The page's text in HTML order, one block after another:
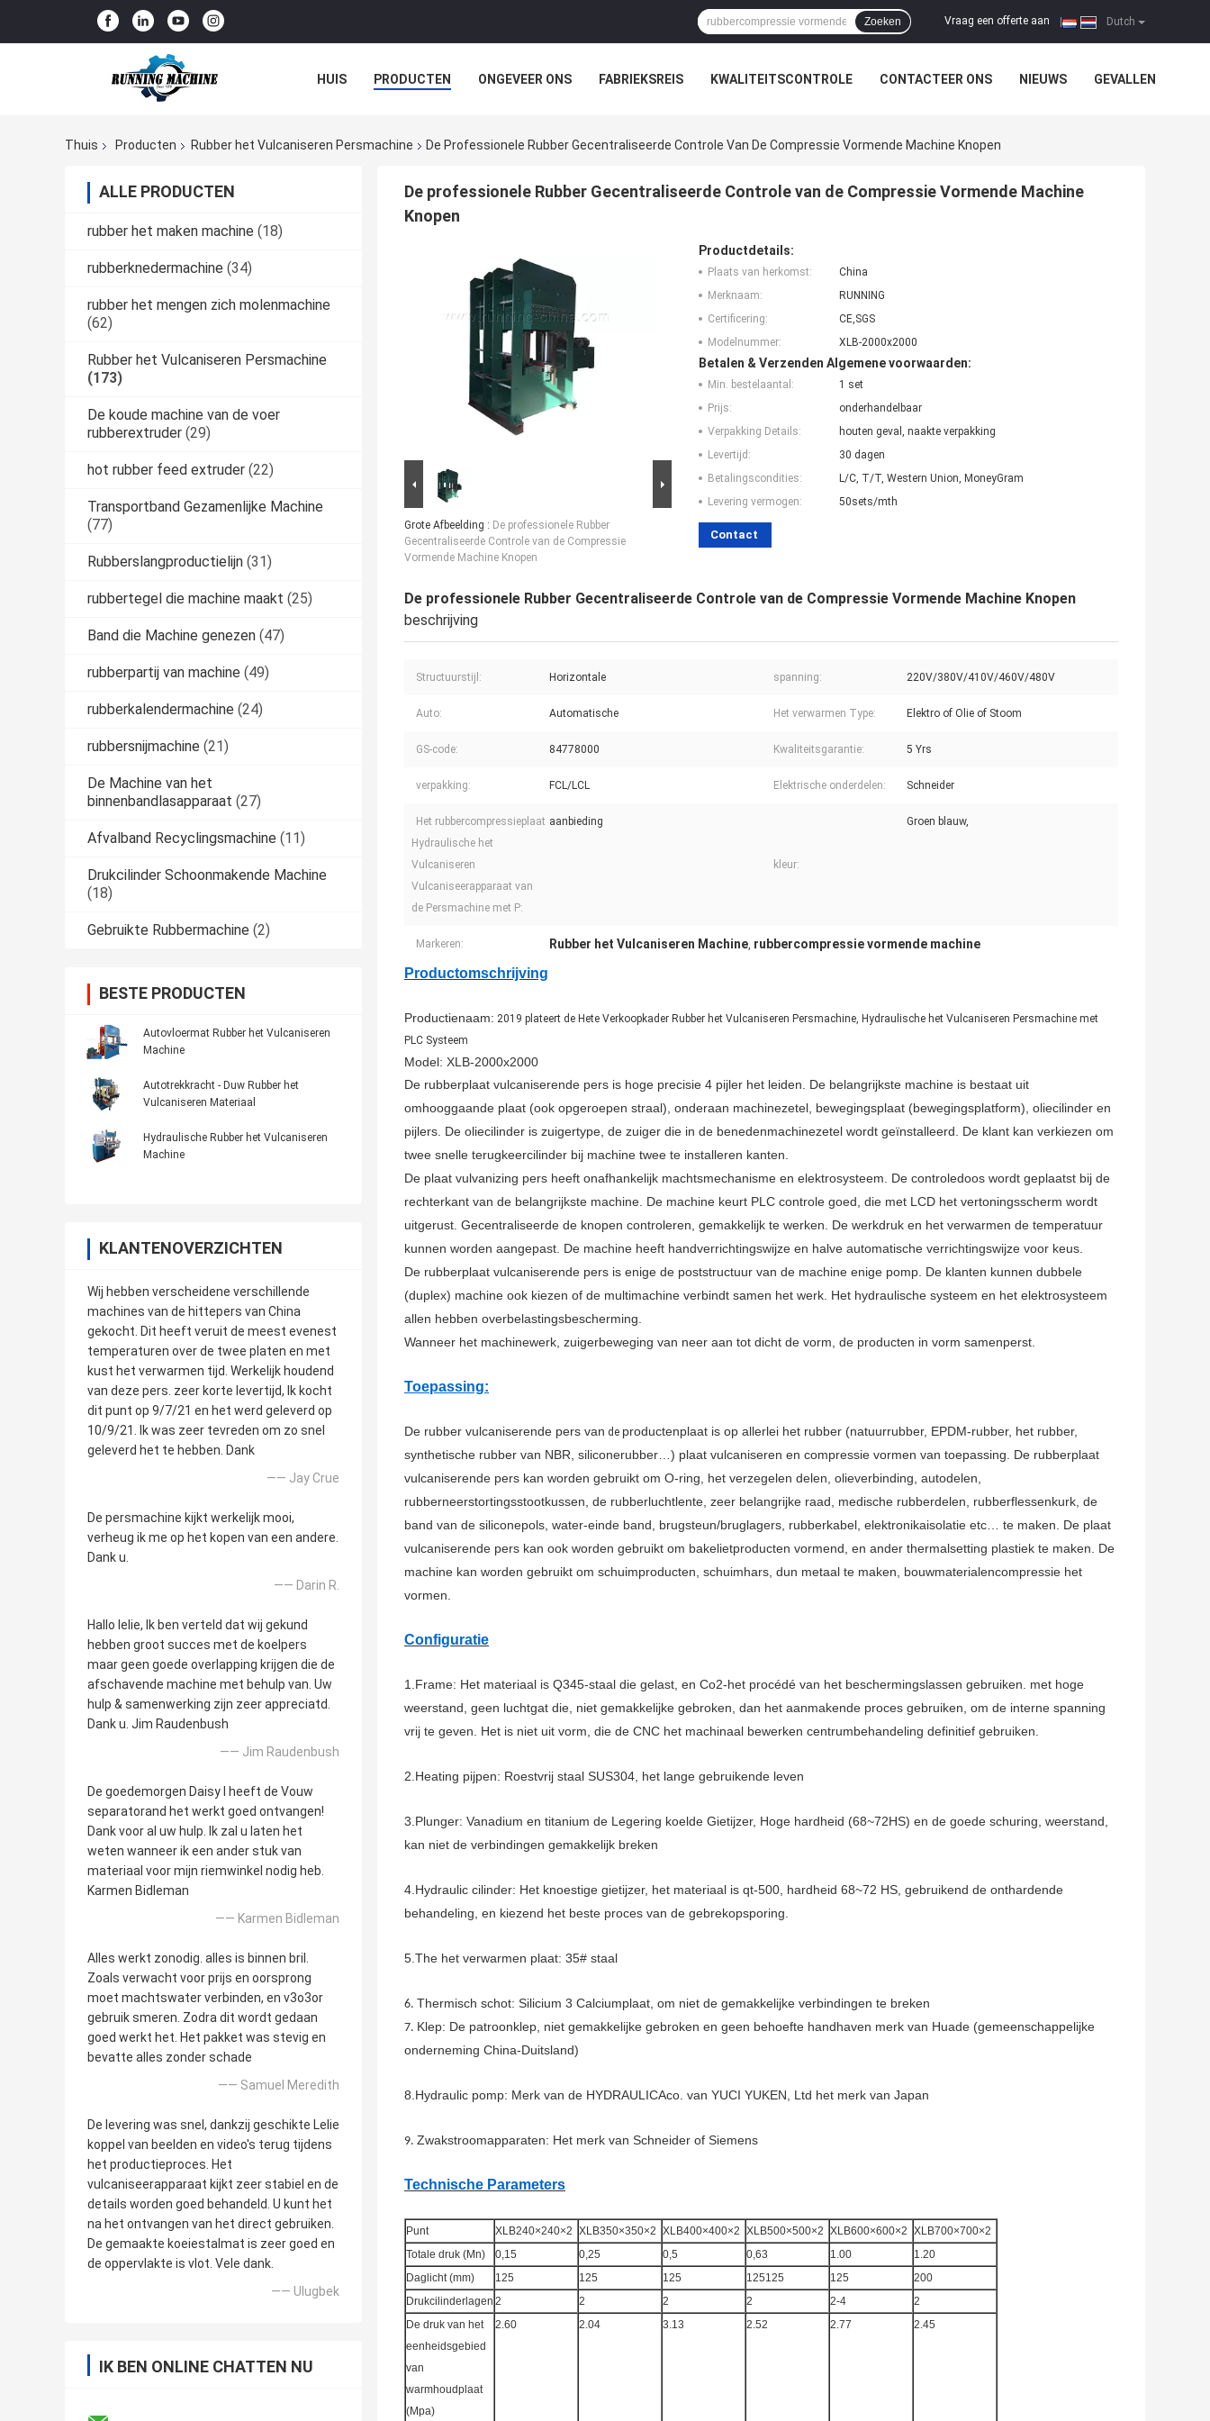
Dutch
Vraag een offerte aan
Zoeken
HUIS PRODUCTEN ONGEVEER ONS FABRIEKSREIS KWALITEITSCONTROLE CONTACTEER ONS NIEUWS GEVALLEN
Thuis Producten Rubber het Vulcaniseren Persmachine De Professionele Rubber Gecentraliseerde Controle Van De Compressie Vormende Machine Knopen
ALLE PRODUCTEN
rubber het maken machine (18)
rubberknedermachine (34)
rubber het mengen zich molenmachine
(62)
Rubber het Vulcaniseren Persmachine
(173)
De koude machine van de voer
rubberextruder (29)
hot rubber feed extruder (22)
Transportband Gezamenlijke Machine
(77)
Rubberslangproductielijn (31)
rubbertegel die machine maakt (25)
Band die Machine genezen (47)
rubberpartij van machine (49)
rubberkalendermachine (24)
rubbersnijmachine (21)
De Machine van het
binnenbandlasapparaat (27)
Afvalband Recyclingsmachine (11)
Drukcilinder Schoonmakende Machine
(18)
Gebruikte Rubbermachine (2)
BESTE PRODUCTEN
Autovloermat Rubber het Vulcaniseren
Machine
Autotrekkracht - Duw Rubber het
Vulcaniseren Materiaal
Hydraulische Rubber het Vulcaniseren
Machine
KLANTENOVERZICHTEN
Wij hebben verscheidene verschillende
machines van de hittepers van China
gekocht. Dit heeft veruit de meest evenest
temperaturen over de twee platen en met
kust het verwarmen tijd. Werkelijk houdend
van deze pers. zeer korte levertijd, Ik kocht
dit punt op 9/7/21 en het werd geleverd op
10/9/21. Ik was zeer tevreden om zo snel
geleverd het te hebben. Dank
—— Jay Crue
De persmachine kijkt werkelijk mooi,
verheug ik me op het kopen van een andere.
Dank u.
—— Darin R.
Hallo lelie, Ik ben verteld dat wij gekund
hebben groot succes met de koelpers
maar geen goede overlapping krijgen die de
afschavende machine met behulp van. Uw
hulp & samenwerking zijn zeer appreciatd.
Dank u. Jim Raudenbush
—— Jim Raudenbush
De goedemorgen Daisy I heeft de Vouw
separatorand het werkt goed ontvangen!
Dank voor al uw hulp. Ik zal u laten het
weten wanneer ik een ander stuk van
materiaal voor mijn riemwinkel nodig heb.
Karmen Bidleman
—— Karmen Bidleman
Alles werkt zonodig. alles is binnen bril.
Zoals verwacht voor prijs en oorsprong
moet machtswater verbinden, en v3o3or
gebruik smeren. Zodra dit wordt gedaan
goed werkt het. Het pakket was stevig en
bevatte alles zonder schade
—— Samuel Meredith
De levering was snel, dankzij geschikte Lelie
koppel van beelden en video's terug tijdens
het productieproces. Het
vulcaniseerapparaat kijkt zeer stabiel en de
details worden goed behandeld. U kunt het
na het ontvangen van het direct gebruiken.
De gemaakte koeiestalmat is zeer goed en
de oppervlakte is vlot. Vele dank.
—— Ulugbek
IK BEN ONLINE CHATTEN NU
De professionele Rubber Gecentraliseerde Controle van de Compressie Vormende Machine
Knopen
Grote Afbeelding : De professionele Rubber
Gecentraliseerde Controle van de Compressie
Vormende Machine Knopen
Productdetails:
Plaats van herkomst:
China
Merknaam:
RUNNING
Certificering:
CE,SGS
Modelnummer:
XLB-2000x2000
Betalen & Verzenden Algemene voorwaarden:
Min. bestelaantal:
1 set
Prijs:
onderhandelbaar
Verpakking Details:
houten geval, naakte verpakking
Levertijd:
30 dagen
Betalingscondities:
L/C, T/T, Western Union, MoneyGram
Levering vermogen:
50sets/mth
Contact
De professionele Rubber Gecentraliseerde Controle van de Compressie Vormende Machine Knopen
beschrijving
Structuurstijl: Horizontale spanning: 220V/380V/410V/460V/480V
Auto: Automatische Het verwarmen Type: Elektro of Olie of Stoom
GS-code: 84778000 Kwaliteitsgarantie: 5 Yrs
verpakking: FCL/LCL Elektrische onderdelen: Schneider
Het rubbercompressieplaat
Hydraulische het
Vulcaniseren
Vulcaniseerapparaat van
de Persmachine met P:
aanbieding
kleur:
Groen blauw,
Markeren: Rubber het Vulcaniseren Machine, rubbercompressie vormende machine
Productomschrijving
Productienaam: 2019 plateert de Hete Verkoopkader Rubber het Vulcaniseren Persmachine, Hydraulische het Vulcaniseren Persmachine met
PLC Systeem
Model: XLB-2000x2000
De rubberplaat vulcaniserende pers is hoge precisie 4 pijler het leiden. De belangrijkste machine is bestaat uit
omhooggaande plaat (ook opgeroepen straal), onderaan machinezetel, bewegingsplaat (bewegingsplatform), oliecilinder en
pijlers. De oliecilinder is zuigertype, de zuiger die in de benedenmachinezetel wordt geïnstalleerd. De klant kan verkiezen om
twee snelle terugkeercilinder bij machine twee te installeren kanten.
De plaat vulvanizing pers heeft onafhankelijk machtsmechanisme en elektrosysteem. De controledoos wordt geplaatst bij de
rechterkant van de belangrijkste machine. De machine keurt PLC controle goed, die met LCD het vertoningsscherm wordt
uitgerust. Gecentraliseerde de knopen controleren, gemakkelijk te werken. De werkdruk en het verwarmen de temperatuur
kunnen worden aangepast. De machine heeft handverrichtingswijze en halve automatische verrichtingswijze voor keus.
De rubberplaat vulcaniserende pers is enige de poststructuur van de machine enige pomp. De klanten kunnen dubbele
(duplex) machine ook kiezen of de multimachine verbindt samen het werk. Het hydraulische systeem en het elektrosysteem
allen hebben overbelastingsbescherming.
Wanneer het machinewerk, zuigerbeweging van neer aan tot dicht de vorm, de producten in vorm samenperst.
Toepassing:
De rubber vulcaniserende pers van de productenplaat is op allerlei het rubber (natuurrubber, EPDM-rubber, het rubber,
synthetische rubber van NBR, siliconerubber…) plaat vulcaniseren en compressie vormen van toepassing. De rubberplaat
vulcaniserende pers kan worden gebruikt om O-ring, het verzegelen delen, olieverbinding, autodelen,
rubberneerstortingsstootkussen, de rubberluchtlente, zeer belangrijke raad, medische rubberdelen, rubberflessenkurk, de
band van de siliconepols, water-einde band, brugsteun/bruglagers, rubberkabel, elektronikaisolatie etc… te maken. De plaat
vulcaniserende pers kan ook worden gebruikt om bakelietproducten vormend, en ander thermalsetting plastiek te maken. De
machine kan worden gebruikt om schuimproducten, schuimhars, dun metaal te maken, bouwmaterialencompressie het
vormen.
Configuratie
1.Frame: Het materiaal is Q345-staal die gelast, en Co2-het procédé van het beschermingslassen gebruiken. met hoge
weerstand, geen luchtgat die, niet gemakkelijke gebroken, dan het aanmakende proces gebruiken, om de interne spanning
vrij te geven. Het is niet uit vorm, die de CNC het machinaal bewerken centrumbehandeling definitief gebruiken.
2.Heating pijpen: Roestvrij staal SUS304, het lange gebruikende leven
3.Plunger: Vanadium en titanium de Legering koelde Gietijzer, Hoge hardheid (68~72HS) en de goede schuring, weerstand,
kan niet de verbindingen gemakkelijk breken
4.Hydraulic cilinder: Het knoestige gietijzer, het materiaal is qt-500, hardheid 68~72 HS, gebruikend de onthardende
behandeling, en kiezend het beste proces van de gebrekopsporing.
5.The het verwarmen plaat: 35# staal
6. Thermisch schot: Silicium 3 Calciumplaat, om niet de gemakkelijke verbindingen te breken
7. Klep: De patroonklep, niet gemakkelijke gebroken en geen behoefte handhaven merk van Huade (gemeenschappelijke
onderneming China-Duitsland)
8.Hydraulic pomp: Merk van de HYDRAULICAco. van YUCI YUKEN, Ltd het merk van Japan
9. Zwakstroomapparaten: Het merk van Schneider of Siemens
Technische Parameters
Punt XLB240×240×2 XLB350×350×2 XLB400×400×2 XLB500×500×2 XLB600×600×2 XLB700×700×2
Totale druk (Mn)
0,15 0,25 0,5 0,63 1.00
1.20
Daglicht (mm)
125 125 125 125125 125
200
Drukcilinderlagen 2 2 2 2 2-4
2
De druk van het
eenheidsgebied
van
warmhoudplaat
(Mpa)
2.60 2.04 3.13 2.52 2.77 2.45